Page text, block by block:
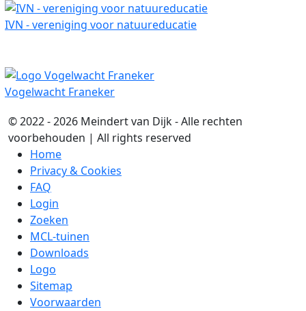
IVN - vereniging voor natuureducatie
Vogelwacht Franeker
© 2022 - 2026 Meindert van Dijk - Alle rechten
voorbehouden | All rights reserved
Home
Privacy & Cookies
FAQ
Login
Zoeken
MCL-tuinen
Downloads
Logo
Sitemap
Voorwaarden